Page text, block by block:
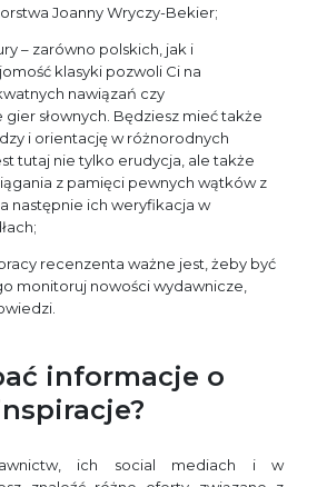
Joanny Wryczy-Bekier;
– zarówno polskich, jak i
klasyki pozwoli Ci na
nawiązań czy
słownych. Będziesz mieć także
i orientację w różnorodnych
tutaj nie tylko erudycja, ale także
z pamięci pewnych wątków z
następnie ich weryfikacja w
recenzenta ważne jest, żeby być
monitoruj nowości wydawnicze,
informacje o
ich social mediach i w